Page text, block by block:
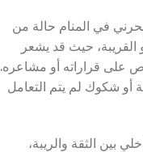
في المنام حالة من
القريبة، حيث قد يشعر
على قراراته أو مشاعره.
أو شكوك لم يتم التعامل
بين الثقة والريبة،